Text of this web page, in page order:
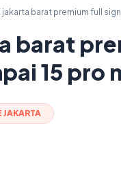
barat
15 pro
JAKARTA